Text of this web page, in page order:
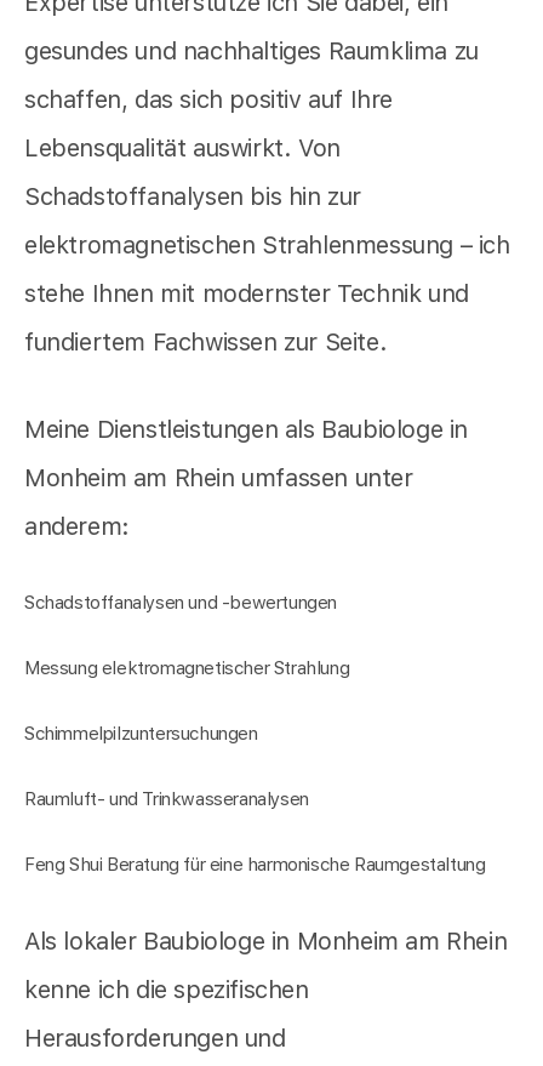
gesundes und nachhaltiges Raumklima zu
schaffen, das sich positiv auf Ihre
Lebensqualität auswirkt. Von
Schadstoffanalysen bis hin zur
elektromagnetischen Strahlenmessung – ich
stehe Ihnen mit modernster Technik und
fundiertem Fachwissen zur Seite.
Meine Dienstleistungen als Baubiologe in
Monheim am Rhein umfassen unter
anderem:
Schadstoffanalysen und -bewertungen
Messung elektromagnetischer Strahlung
Schimmelpilzuntersuchungen
Raumluft- und Trinkwasseranalysen
Feng Shui Beratung für eine harmonische Raumgestaltung
Als lokaler Baubiologe in Monheim am Rhein
kenne ich die spezifischen
Herausforderungen und